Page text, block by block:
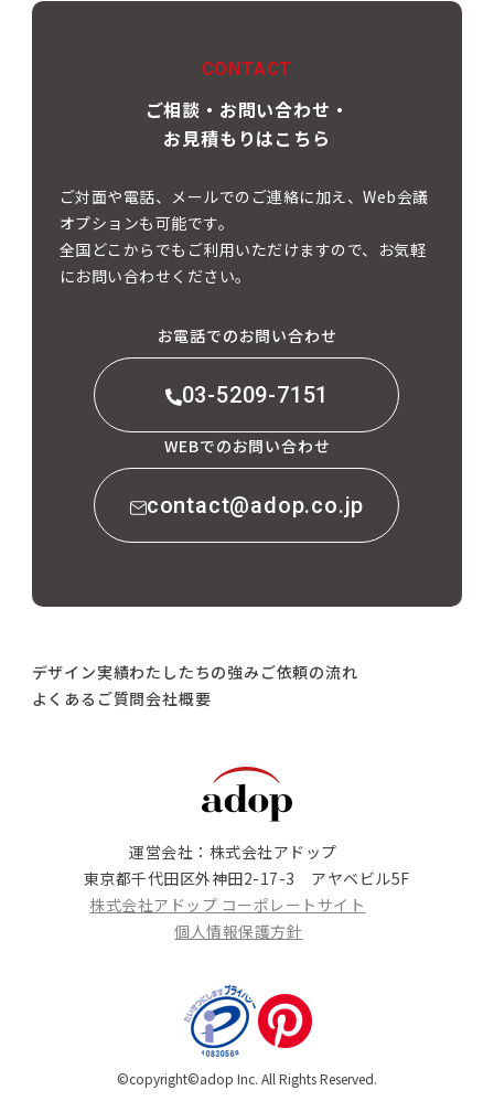
CONTACT
ご相談・お問い合わせ・
お見積もりはこちら
ご対面や電話、メールでのご連絡に加え、Web会議
オプションも可能です。
全国どこからでもご利用いただけますので、お気軽
にお問い合わせください。
お電話でのお問い合わせ
03-5209-7151
WEBでのお問い合わせ
contact@adop.co.jp
デザイン実績わたしたちの強みご依頼の流れ
よくあるご質問会社概要
運営会社：株式会社アドップ
東京都千代田区外神田2-17-3 アヤベビル5F
株式会社アドップ コーポレートサイト
個人情報保護方針
©copyright©adop Inc. All Rights Reserved.